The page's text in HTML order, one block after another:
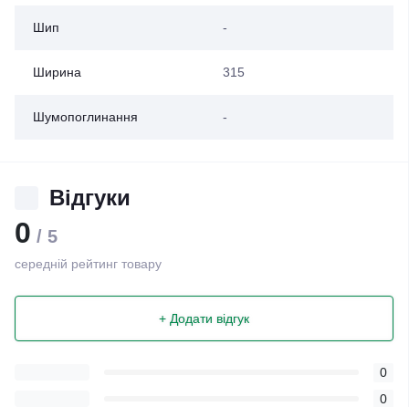
Шип -
Ширина 315
Шумопоглинання -
Відгуки
0 / 5
середній рейтинг товару
+ Додати відгук
0
0